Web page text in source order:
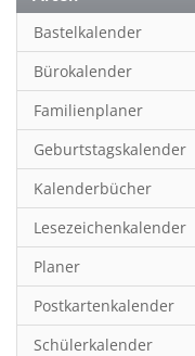
Familienplaner
Fantasy
Film
Fotokunst
Frauen
Fußball
Geburtstagskalender
Hobby & Basteln
Humor & Cartoon
Bastelkalender
Bürokalender
Familienplaner
Geburtstagskalender
Kalenderbücher
Lesezeichenkalender
Planer
Postkartenkalender
Schülerkalender